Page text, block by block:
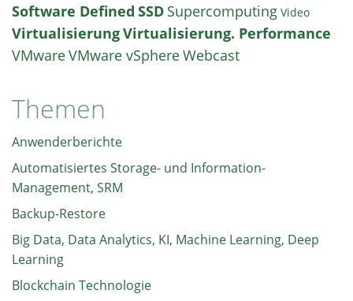
Software Defined SSD Supercomputing Video
VirtualisierungVirtualisierung. Performance
VMwareVMware vSphereWebcast
Themen
Anwenderberichte
Automatisiertes Storage- und Information-
Management, SRM
Backup-Restore
Big Data, Data Analytics, KI, Machine Learning, Deep
Learning
Blockchain Technologie